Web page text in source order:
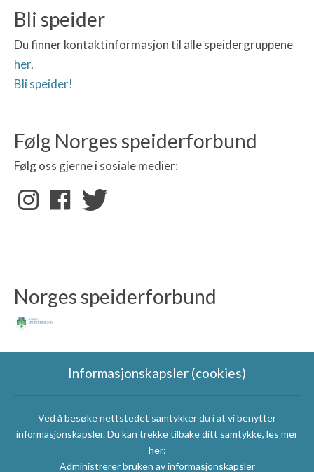
Bli speider
Du finner kontaktinformasjon til alle speidergruppene
her.
Bli speider!
Følg Norges speiderforbund
Følg oss gjerne i sosiale medier:
Norges speiderforbund
Speidergruppas
samarbeidspartnere
Informasjonskapsler (cookies)
Ved å besøke nettstedet samtykker du i at vi benytter
informasjonskapsler. Du kan trekke tilbake ditt samtykke, les mer
her:
Administrerer bruken av informasjonskapsler